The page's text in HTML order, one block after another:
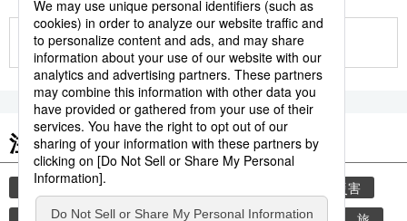
もっと見る
注目のキーワード
共同通信ニュース
災害